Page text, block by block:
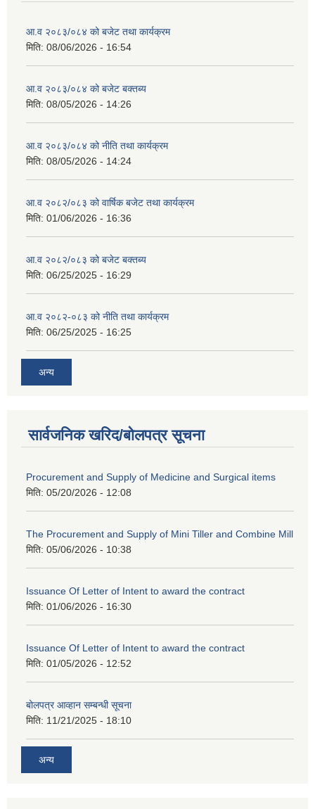
आ.व २०८३/०८४ को बजेट तथा कार्यक्रम
मिति: 08/06/2026 - 16:54
आ.व २०८३/०८४ को बजेट बक्तब्य
मिति: 08/05/2026 - 14:26
आ.व २०८३/०८४ को नीति तथा कार्यक्रम
मिति: 08/05/2026 - 14:24
आ.व २०८२/०८३ को वार्षिक बजेट तथा कार्यक्रम
मिति: 01/06/2026 - 16:36
आ.व २०८२/०८३ को बजेट बक्तब्य
मिति: 06/25/2025 - 16:29
आ.व २०८२-०८३ को नीति तथा कार्यक्रम
मिति: 06/25/2025 - 16:25
अन्य
सार्वजनिक खरिद/बोलपत्र सूचना
Procurement and Supply of Medicine and Surgical items
मिति: 05/20/2026 - 12:08
The Procurement and Supply of Mini Tiller and Combine Mill
मिति: 05/06/2026 - 10:38
Issuance Of Letter of Intent to award the contract
मिति: 01/06/2026 - 16:30
Issuance Of Letter of Intent to award the contract
मिति: 01/05/2026 - 12:52
बोलपत्र आव्हान सम्बन्धी सूचना
मिति: 11/21/2025 - 18:10
अन्य